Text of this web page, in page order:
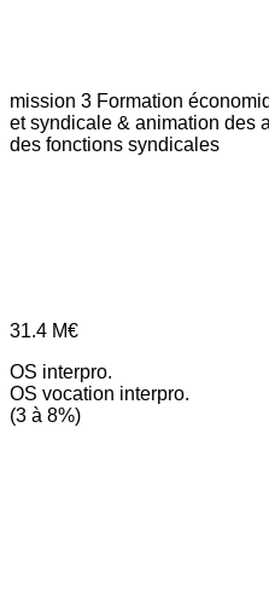
mission 3 Formation
et syndicale & animation des
des fonctions syndicales
31.4 M€
OS interpro.
OS vocation interpro.
(3 à 8%)